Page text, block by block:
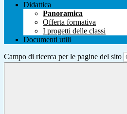
Didattica
Panoramica
Offerta formativa
I progetti delle classi
Documenti utili
Campo di ricerca per le pagine del sito